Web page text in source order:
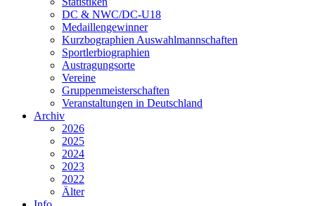
DC & NWC/DC-U18
Medaillengewinner
Kurzbographien Auswahlmannschaften
Sportlerbiographien
Austragungsorte
Vereine
Gruppenmeisterschaften
Veranstaltungen in Deutschland
Archiv
2026
2025
2024
2023
2022
Älter